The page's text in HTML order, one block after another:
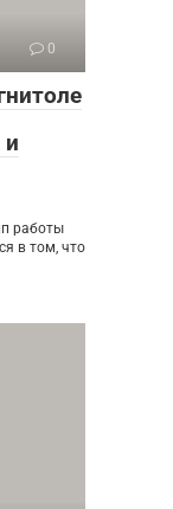
0
и
работы
в том, что